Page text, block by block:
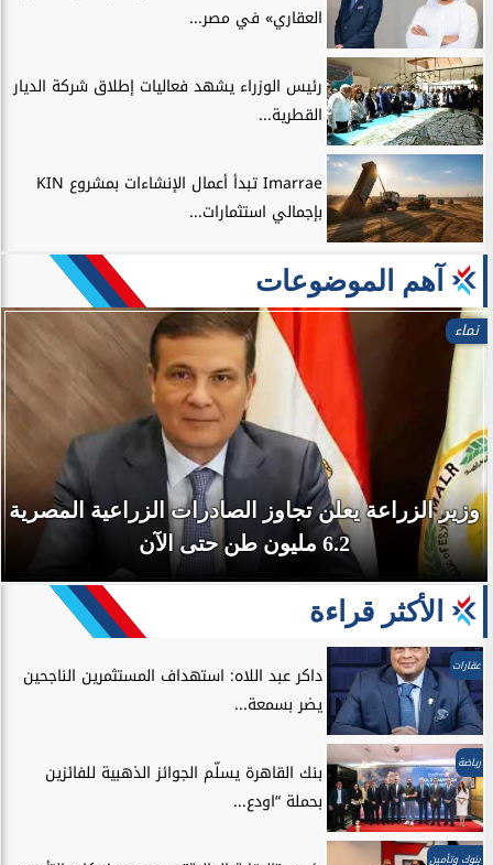
العقاري» في مصر...
رئيس الوزراء يشهد فعاليات إطلاق شركة الديار
القطرية...
Imarrae تبدأ أعمال الإنشاءات بمشروع KIN
بإجمالي استثمارات...
آهم الموضوعات
نماء
وزير الزراعة يعلن تجاوز الصادرات الزراعية المصرية
6.2 مليون طن حتى الآن
الأكثر قراءة
عقارات
داكر عبد اللاه: استهداف المستثمرين الناجحين
يضر بسمعة...
رياضة
بنك القاهرة يسلّم الجوائز الذهبية للفائزين
بحملة “اودع...
بنوك وتأمين